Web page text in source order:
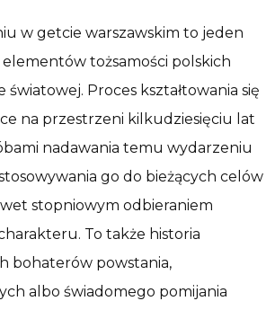
w getcie warszawskim to jeden
elementów tożsamości polskich
światowej. Proces kształtowania się
na przestrzeni kilkudziesięciu lat
nadawania temu wydarzeniu
go do bieżących celów
stopniowym odbieraniem
To także historia
bohaterów powstania,
albo świadomego pomijania